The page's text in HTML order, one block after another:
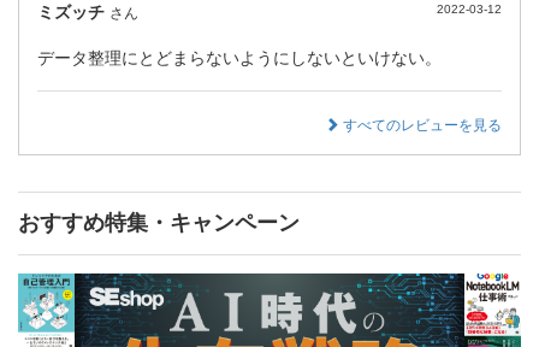
ミズッチ さん 2022-03-12
データ整理にとどまらないようにしないといけない。
すべてのレビューを見る
おすすめ特集・キャンペーン